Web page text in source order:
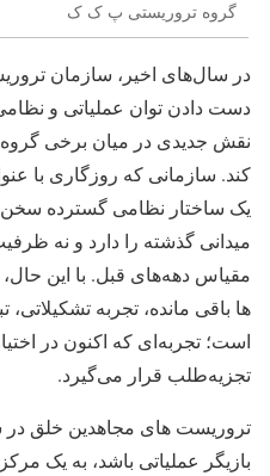
گروه تروریستی پ ک ک
در سال‌های اخیر، سازمان
دست دادن توان عملیاتی و
نقش جدیدی در میان برخی
کند. سازمانی که روزگاری با
یک ساختار نظامی گسترده سخن
میدانی گذشته را دارد و نه
مقیاس دهه‌های قبل. با این
ها باقی مانده، تجربه
است؛ تجربه‌ای که اکنون در
تجزیه‌طلب قرار می‌گیرد.
تروریست های مجاهدین خلق در
بازیگر عملیاتی باشد، به یک